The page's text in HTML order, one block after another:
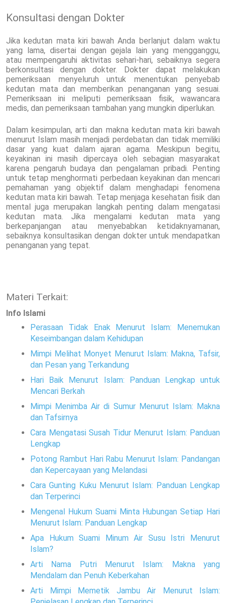
Konsultasi dengan Dokter
Jika kedutan mata kiri bawah Anda berlanjut dalam waktu
yang lama, disertai dengan gejala lain yang mengganggu,
atau mempengaruhi aktivitas sehari-hari, sebaiknya segera
berkonsultasi dengan dokter. Dokter dapat melakukan
pemeriksaan menyeluruh untuk menentukan penyebab
kedutan mata dan memberikan penanganan yang sesuai.
Pemeriksaan ini meliputi pemeriksaan fisik, wawancara
medis, dan pemeriksaan tambahan yang mungkin diperlukan.
Dalam kesimpulan, arti dan makna kedutan mata kiri bawah
menurut Islam masih menjadi perdebatan dan tidak memiliki
dasar yang kuat dalam ajaran agama. Meskipun begitu,
keyakinan ini masih dipercaya oleh sebagian masyarakat
karena pengaruh budaya dan pengalaman pribadi. Penting
untuk tetap menghormati perbedaan keyakinan dan mencari
pemahaman yang objektif dalam menghadapi fenomena
kedutan mata kiri bawah. Tetap menjaga kesehatan fisik dan
mental juga merupakan langkah penting dalam mengatasi
kedutan mata. Jika mengalami kedutan mata yang
berkepanjangan atau menyebabkan ketidaknyamanan,
sebaiknya konsultasikan dengan dokter untuk mendapatkan
penanganan yang tepat.
Materi Terkait:
Info Islami
Perasaan Tidak Enak Menurut Islam: Menemukan
Keseimbangan dalam Kehidupan
Mimpi Melihat Monyet Menurut Islam: Makna, Tafsir,
dan Pesan yang Terkandung
Hari Baik Menurut Islam: Panduan Lengkap untuk
Mencari Berkah
Mimpi Menimba Air di Sumur Menurut Islam: Makna
dan Tafsirnya
Cara Mengatasi Susah Tidur Menurut Islam: Panduan
Lengkap
Potong Rambut Hari Rabu Menurut Islam: Pandangan
dan Kepercayaan yang Melandasi
Cara Gunting Kuku Menurut Islam: Panduan Lengkap
dan Terperinci
Mengenal Hukum Suami Minta Hubungan Setiap Hari
Menurut Islam: Panduan Lengkap
Apa Hukum Suami Minum Air Susu Istri Menurut
Islam?
Arti Nama Putri Menurut Islam: Makna yang
Mendalam dan Penuh Keberkahan
Arti Mimpi Memetik Jambu Air Menurut Islam: